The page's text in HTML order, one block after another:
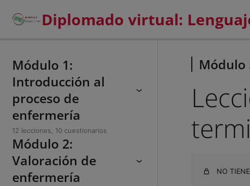
Módulo 1:
Introducción al
proceso de
enfermería
12 lecciones, 10 cuestionarios
Módulo 2:
Valoración de
enfermería
Módulo
NO